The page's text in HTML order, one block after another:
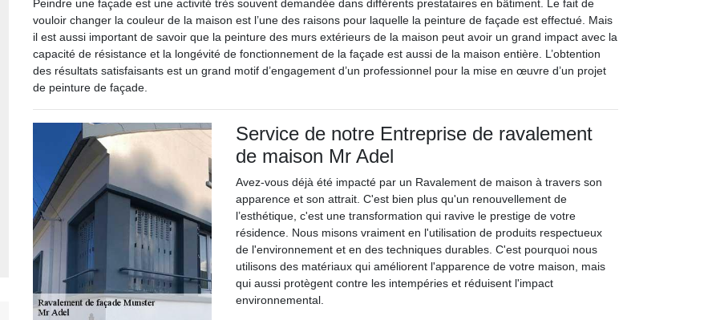
Peindre une façade est une activité très souvent demandée dans différents prestataires en bâtiment. Le fait de
vouloir changer la couleur de la maison est l’une des raisons pour laquelle la peinture de façade est effectué. Mais
il est aussi important de savoir que la peinture des murs extérieurs de la maison peut avoir un grand impact avec la
capacité de résistance et la longévité de fonctionnement de la façade est aussi de la maison entière. L’obtention
des résultats satisfaisants est un grand motif d’engagement d’un professionnel pour la mise en œuvre d’un projet
de peinture de façade.
Service de notre Entreprise de ravalement
de maison Mr Adel
Avez-vous déjà été impacté par un Ravalement de maison à travers son
apparence et son attrait. C'est bien plus qu'un renouvellement de
l’esthétique, c'est une transformation qui ravive le prestige de votre
résidence. Nous misons vraiment en l'utilisation de produits respectueux
de l'environnement et en des techniques durables. C'est pourquoi nous
utilisons des matériaux qui améliorent l'apparence de votre maison, mais
qui aussi protègent contre les intempéries et réduisent l'impact
environnemental.